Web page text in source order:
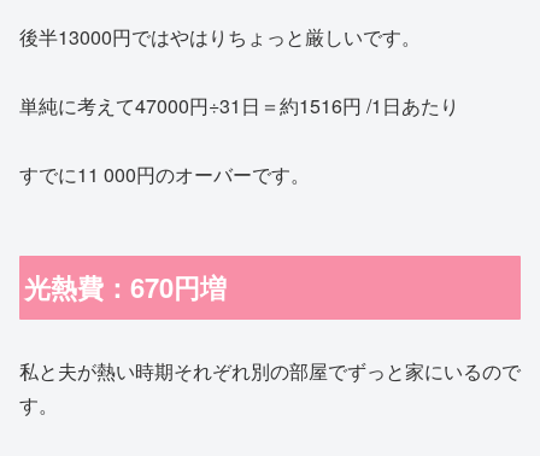
後半13000円ではやはりちょっと厳しいです。
単純に考えて47000円÷31日＝約1516円 /1日あたり
すでに11 000円のオーバーです。
光熱費：670円増
私と夫が熱い時期それぞれ別の部屋でずっと家にいるので
す。